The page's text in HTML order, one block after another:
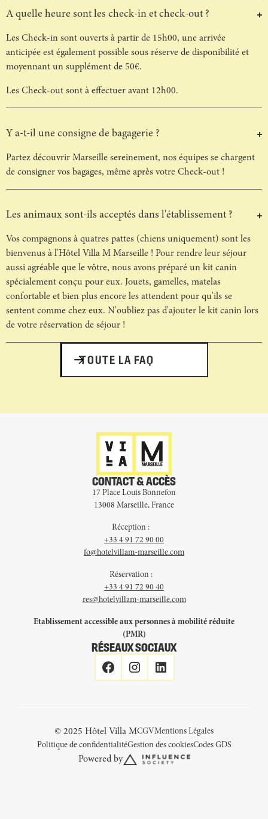
A quelle heure sont les check-in et check-out ?
Les Check-in sont ouverts à partir de 15h00, une arrivée
anticipée est également possible sous réserve de disponibilité et
moyennant un supplément de 50€.
Les Check-out sont à effectuer avant 12h00.
Y a-t-il une consigne de bagagerie ?
Partez découvrir Marseille sereinement, nos équipes se chargent
de consigner vos bagages, même après votre Check-out !
Les animaux sont-ils acceptés dans l'établissement ?
Vos compagnons à quatres pattes (chiens uniquement) sont les
bienvenus à l'Hôtel Villa M Marseille ! Pour rendre leur séjour
aussi agréable que le vôtre, nous avons préparé un kit canin
spécialement conçu pour eux. Jouets, gamelles, matelas
confortable et bien plus encore les attendent pour qu'ils se
sentent comme chez eux. N'oubliez pas d'ajouter le kit canin lors
de votre réservation de séjour !
TOUTE LA FAQ
CONTACT & ACCÈS
17 Place Louis Bonnefon
13008 Marseille, France
Réception :
+33 4 91 72 90 00
fo@hotelvillam-marseille.com
Réservation :
+33 4 91 72 90 40
res@hotelvillam-marseille.com
Etablissement accessible aux personnes à mobilité réduite
(PMR)
RÉSEAUX SOCIAUX
© 2025 Hôtel Villa MCGVMentions Légales
Politique de confidentialitéGestion des cookiesCodes GDS
Powered by